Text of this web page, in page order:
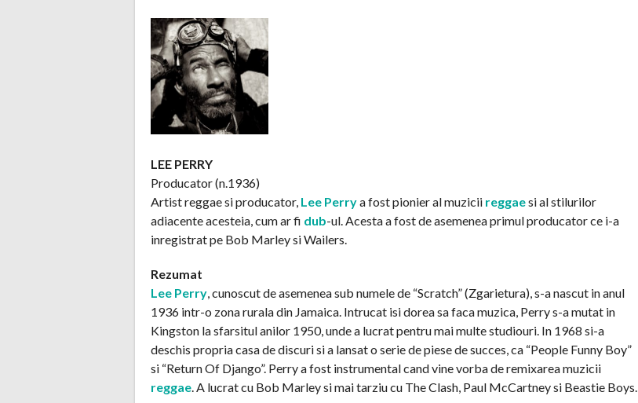
LEE PERRY
Producator (n.1936)
Artist reggae si producator, Lee Perrya fost pionier al muzicii reggaesi al stilurilor
adiacente acesteia, cum ar fi dub-ul. Acesta a fost de asemenea primul producator ce i-a
inregistrat pe Bob Marley si Wailers.
Rezumat
Lee Perry, cunoscut de asemenea sub numele de “Scratch” (Zgarietura), s-a nascut in anul
1936 intr-o zona rurala din Jamaica. Intrucat isi dorea sa faca muzica, Perry s-a mutat in
Kingston la sfarsitul anilor 1950, unde a lucrat pentru mai multe studiouri. In 1968 si-a
deschis propria casa de discuri si a lansat o serie de piese de succes, ca “People Funny Boy”
si “Return Of Django”. Perry a fost instrumental cand vine vorba de remixarea muzicii
reggae. A lucrat cu Bob Marley si mai tarziu cu The Clash, Paul McCartney si Beastie Boys.